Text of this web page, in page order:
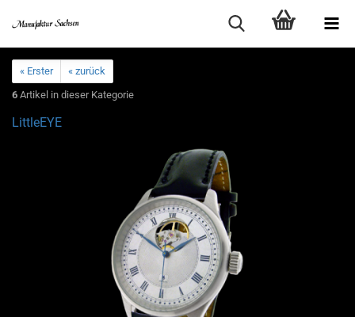
« Erster
« zurück
6 Artikel in dieser Kategorie
LittleEYE